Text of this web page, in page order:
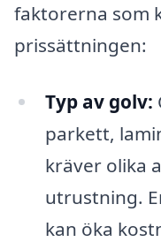
faktorerna som
prissättningen:
Typ av golv:
parkett,
kräver olika
utrustning.
kan öka